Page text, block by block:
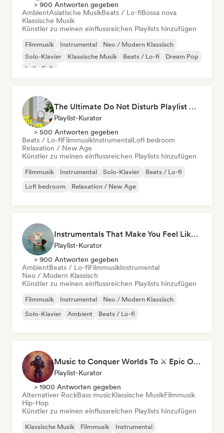
> 900 Antworten gegeben
AmbientAsiatische MusikBeats / Lo-fiBossa nova
Klassische Musik
Künstler zu meinen einflussreichen Playlists hinzufügen
Filmmusik Instrumental
Neo / Modern Klassisch
Solo-Klavier
Klassische Musik Beats / Lo-fi
Dream Pop
Indie-Folk
The Ultimate Do Not Disturb Playlist 🔕 Neo-Classical & Ambient Piano
Playlist-Kurator
> 500 Antworten gegeben
Beats / Lo-fiFilmmusikInstrumentalLofi bedroom
Relaxation / New Age
Künstler zu meinen einflussreichen Playlists hinzufügen
Filmmusik Instrumental Solo-Klavier
Beats / Lo-fi
Lofi bedroom
Relaxation / New Age
Instrumentals That Make You Feel Like Floating
Playlist-Kurator
> 900 Antworten gegeben
AmbientBeats / Lo-fiFilmmusikInstrumental
Neo / Modern Klassisch
Künstler zu meinen einflussreichen Playlists hinzufügen
Filmmusik Instrumental
Neo / Modern Klassisch
Solo-Klavier
Ambient Beats / Lo-fi
Music to Conquer Worlds To ⚔️ Epic Orchestral, Cinematic & Trailer Music
Playlist-Kurator
> 1900 Antworten gegeben
Alternativer RockBass musicKlassische MusikFilmmusik
Hip-Hop
Künstler zu meinen einflussreichen Playlists hinzufügen
Klassische Musik Filmmusik Instrumental